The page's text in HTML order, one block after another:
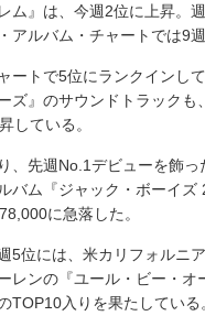
ム』は、今週2位に上昇。
アルバム・チャートでは9
ートで5位にランクインし
ズ』のサウンドトラック
している。
、先週No.1デビューを飾っ
バム『ジャック・ボーイ
に急落した。
5位には、米カリフォルニ
レンの『ユール・ビー・
TOP10入りを果たしている